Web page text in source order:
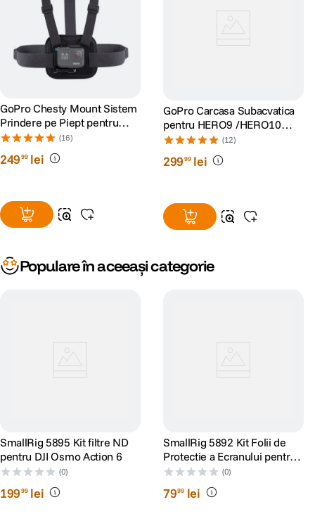
GoPro Chesty Mount Sistem
Prindere pe Piept pentru
Camerele Video GoPro
(16)
24999 lei
GoPro Carcasa Subacvatica
pentru HERO9 /HERO10
/HERO11 Black/HERO12/
HERO13
(12)
29999 lei
Populare în aceeași categorie
SmallRig 5895 Kit filtre ND
pentru DJI Osmo Action 6
(0)
19999 lei
SmallRig 5892 Kit Folii de
Protectie a Ecranului pentru
DJI Osmo Action 6
(0)
7999 lei